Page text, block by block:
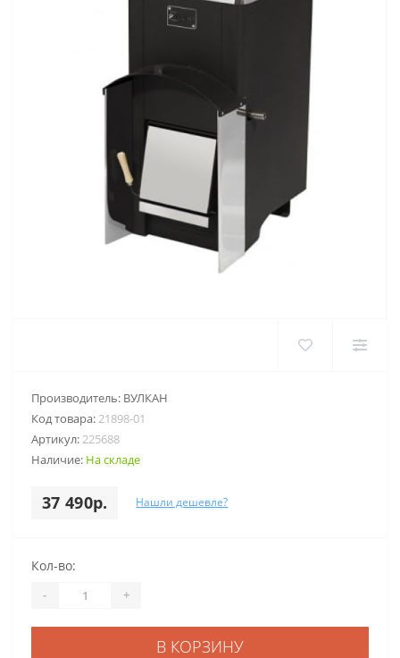
Производитель: ВУЛКАН
Код товара:21898-01
Артикул:225688
Наличие: На складе
37 490р. Нашли дешевле?
Кол-во:
- +
В КОРЗИНУ